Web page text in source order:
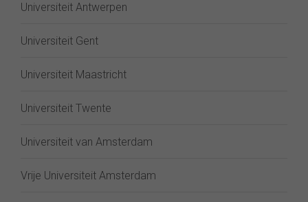
Universiteit Antwerpen
Universiteit Gent
Universiteit Maastricht
Universiteit Twente
Universiteit van Amsterdam
Vrije Universiteit Amsterdam